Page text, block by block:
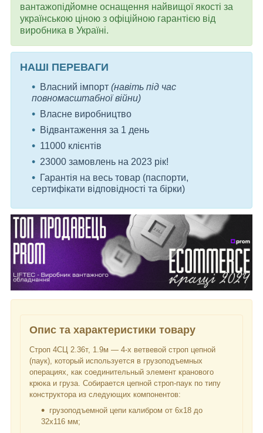
вантажопідйомне оснащення найвищої якості за
українською ціною з офіційною гарантією від
виробника в Україні.
НАШІ ПЕРЕВАГИ
Власний імпорт (навіть під час
повномасштабної війни)
Власне виробництво
Відвантаження за 1 день
11000 клієнтів
23000 замовлень на 2023 рік!
Гарантія на весь товар (паспорти,
сертифікати відповідності та бірки)
Опис та характеристики товару
Строп 4СЦ 2.36т, 1.9м — 4-х ветвевой строп цепной
(паук), который используется в грузоподъемных
операциях, как соединительный элемент кранового
крюка и груза. Собирается цепной строп-паук по типу
конструктора из следующих компонентов:
грузоподъемной цепи калибром от 6х18 до
32х116 мм;